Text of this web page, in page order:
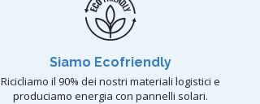
Siamo Ecofriendly
Ricicliamo il 90% dei nostri materiali logistici e
produciamo energia con pannelli solari.